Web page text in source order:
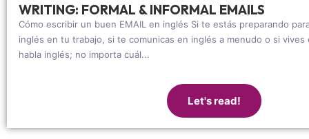
WRITING: FORMAL & INFORMAL EMAILS
Cómo escribir un buen EMAIL en inglés Si te estás preparando
inglés en tu trabajo, si te comunicas en inglés a menudo o si
habla inglés; no importa cuál...
Let's read!